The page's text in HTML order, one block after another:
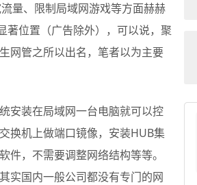
量、限制局域网游戏等方面赫赫
著位置（广告除外），可以说，聚
网管之所以出名，笔者以为主要
安装在局域网一台电脑就可以控
换机上做端口镜像，安装HUB集
，不需要调整网络结构等等。
实国内一般公司都没有专门的网